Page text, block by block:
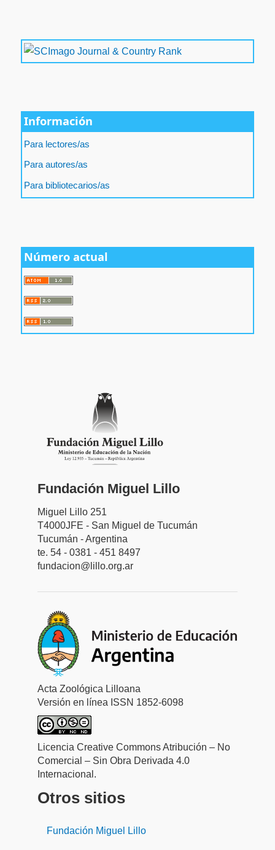
Información
Para lectores/as
Para autores/as
Para bibliotecarios/as
Número actual
Fundación Miguel Lillo
Miguel Lillo 251
T4000JFE - San Miguel de Tucumán
Tucumán - Argentina
te. 54 - 0381 - 451 8497
fundacion@lillo.org.ar
Acta Zoológica Lilloana
Versión en línea ISSN 1852-6098
Licencia Creative Commons Atribución – No
Comercial – Sin Obra Derivada 4.0
Internacional.
Otros sitios
Fundación Miguel Lillo